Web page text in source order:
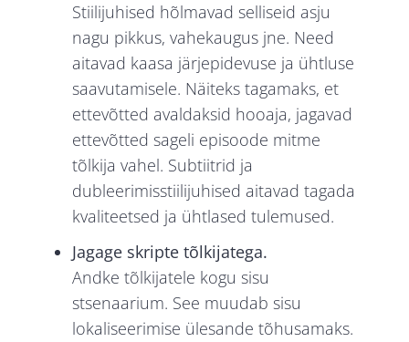
Stiilijuhised hõlmavad selliseid asju
nagu pikkus, vahekaugus jne. Need
aitavad kaasa järjepidevuse ja ühtluse
saavutamisele. Näiteks tagamaks, et
ettevõtted avaldaksid hooaja, jagavad
ettevõtted sageli episoode mitme
tõlkija vahel. Subtiitrid ja
dubleerimisstiilijuhised aitavad tagada
kvaliteetsed ja ühtlased tulemused.
Jagage skripte tõlkijatega.
Andke tõlkijatele kogu sisu
stsenaarium. See muudab sisu
lokaliseerimise ülesande tõhusamaks.